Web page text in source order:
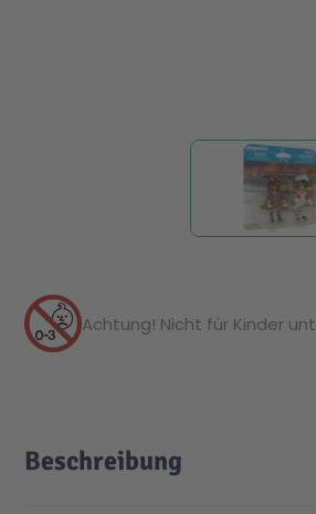
Achtung! Nicht für Kinder
Beschreibung